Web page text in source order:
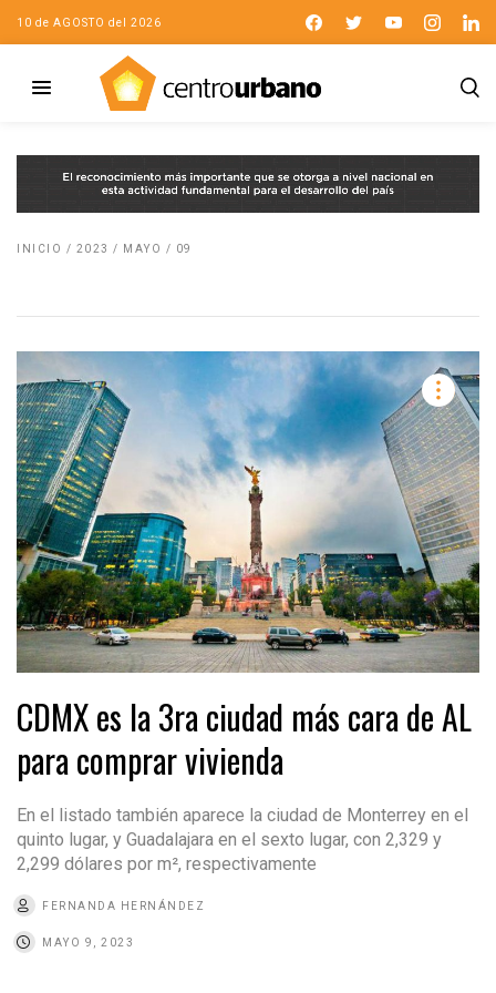
10 de AGOSTO del 2026
INICIO / 2023 / MAYO / 09
CDMX es la 3ra ciudad más cara de AL
para comprar vivienda
En el listado también aparece la ciudad de Monterrey en el
quinto lugar, y Guadalajara en el sexto lugar, con 2,329 y
2,299 dólares por m², respectivamente
FERNANDA HERNÁNDEZ
MAYO 9, 2023